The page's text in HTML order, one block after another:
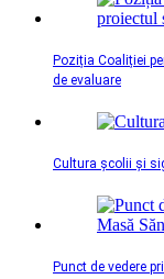
Poziția Coaliției
de evaluare
Cultura școlii și
Punct de vedere